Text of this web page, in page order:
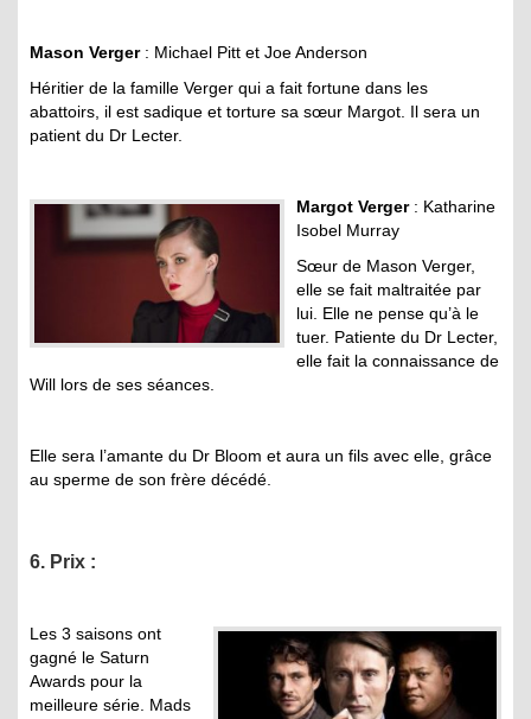
Mason Verger : Michael Pitt et Joe Anderson
Héritier de la famille Verger qui a fait fortune dans les
abattoirs, il est sadique et torture sa sœur Margot. Il sera un
patient du Dr Lecter.
Margot Verger : Katharine
Isobel Murray
Sœur de Mason Verger,
elle se fait maltraitée par
lui. Elle ne pense qu’à le
tuer. Patiente du Dr Lecter,
elle fait la connaissance de
Will lors de ses séances.
Elle sera l’amante du Dr Bloom et aura un fils avec elle, grâce
au sperme de son frère décédé.
6. Prix :
Les 3 saisons ont
gagné le Saturn
Awards pour la
meilleure série. Mads